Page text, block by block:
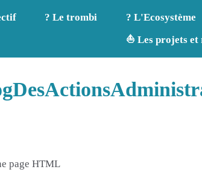
? Le trombi ? L'Ecosystème
⛵ Les projets et
page HTML